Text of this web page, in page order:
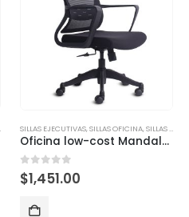
SILLAS EJECUTIVAS,SILLAS OFICINA,SILLAS OPERATIVAS
Oficina low-cost Mandalorian operativa oficinas
0out of 5
$1,451.00